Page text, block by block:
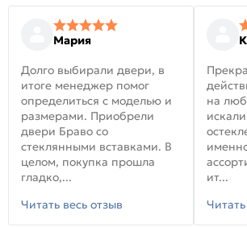
Мария
Долго выбирали двери, в
итоге менеджер помог
определиться с моделью и
размерами. Приобрели
двери Браво со
стеклянными вставками. В
целом, покупка прошла
гладко,...
Читать весь отзыв
на
ит...